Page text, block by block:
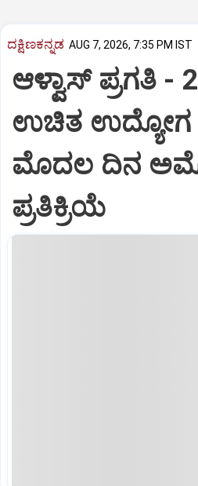
ದಕ್ಷಿಣಕನ್ನಡ AUG 7, 2026, 7:35 PM IST
ಆಳ್ವಾಸ್‌ ಪ್ರಗತಿ -
ಉಚಿತ ಉದ್ಯೋಗ
ಮೊದಲ ದಿನ
ಪ್ರತಿಕ್ರಿಯೆ